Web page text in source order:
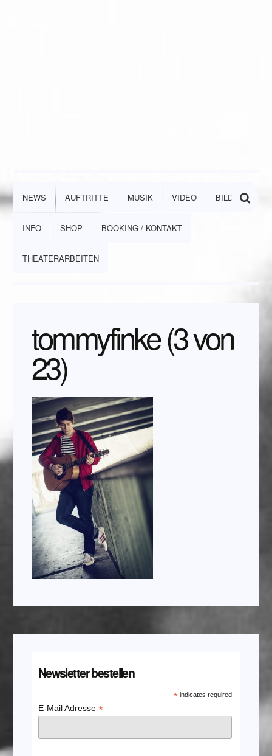
NEWS AUFTRITTE MUSIK VIDEO BILDER
INFO SHOP BOOKING / KONTAKT
THEATERARBEITEN
tommyfinke (3 von
23)
Newsletter bestellen
* indicates required
E-Mail Adresse *